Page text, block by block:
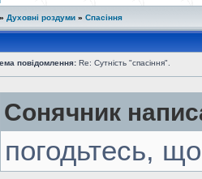
» Духовні роздуми » Спасіння
повідомлення: Re: Сутність "спасіння".
Сонячник
погодьтесь,